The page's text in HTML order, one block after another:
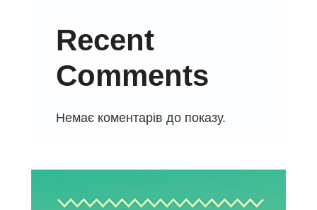
Recent
Comments
Немає коментарів до показу.